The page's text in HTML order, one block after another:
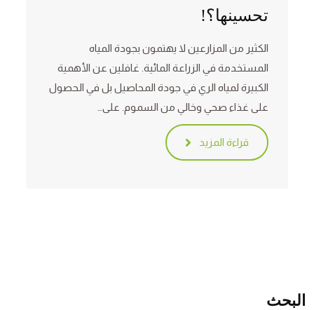
تحسينها؟!
الكثير من المزارعين لا يهتمون بجودة المياه
المستخدمة في الزراعة المائية. غافلين عن الأهمية
الكبيرة لمياه الري في جودة المحاصيل بل في الحصول
على غذاء صحي وخالي من السموم. على…
قراءة المزيد
البحث